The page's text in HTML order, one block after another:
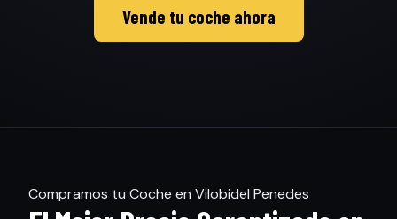
Vende tu coche ahora
Compramos tu Coche en Vilobidel Penedes